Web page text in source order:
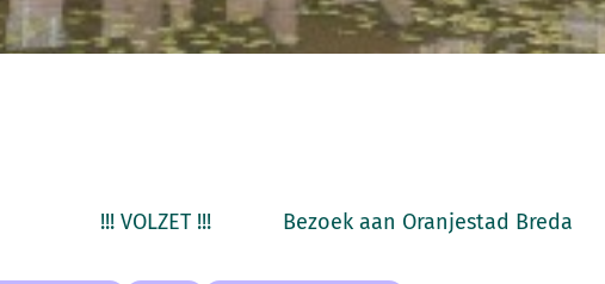
!!! Bezoek aan Oranjestad Breda